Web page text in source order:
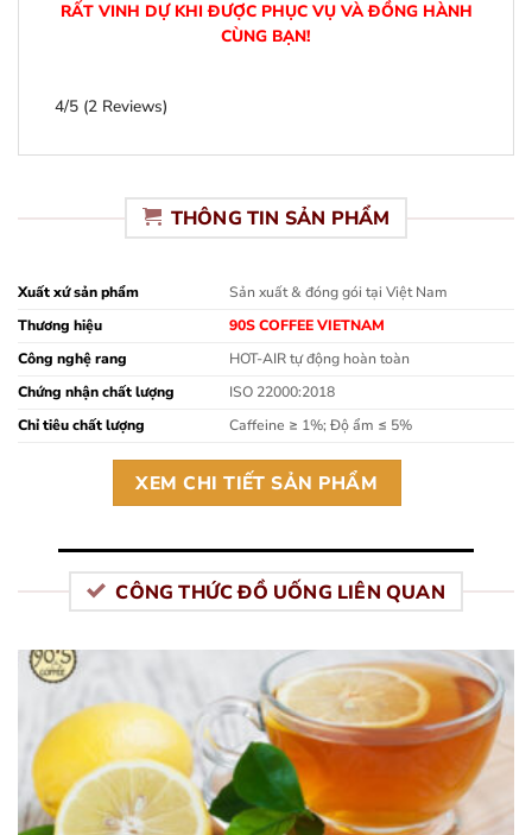
RẤT VINH DỰ KHI ĐƯỢC PHỤC VỤ VÀ ĐỒNG HÀNH
CÙNG BẠN!
4/5 (2 Reviews)
THÔNG TIN SẢN PHẨM
Xuất xứ sản phẩm
Sản xuất & đóng gói tại Việt Nam
Thương hiệu
90S COFFEE VIETNAM
Công nghệ rang
HOT-AIR tự động hoàn toàn
Chứng nhận chất lượng
ISO 22000:2018
Chỉ tiêu chất lượng
Caffeine ≥ 1%; Độ ẩm ≤ 5%
XEM CHI TIẾT SẢN PHẨM
CÔNG THỨC ĐỒ UỐNG LIÊN QUAN